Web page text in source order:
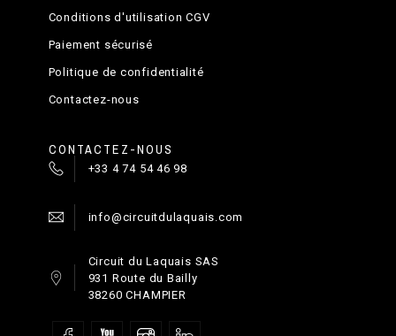
Conditions d'utilisation CGV
Paiement sécurisé
Politique de confidentialité
Contactez-nous
CONTACTEZ-NOUS
+33 4 74 54 46 98
info@circuitdulaquais.com
Circuit du Laquais SAS
931 Route du Bailly
38260 CHAMPIER